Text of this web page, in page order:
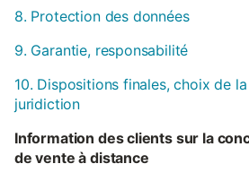
8. Protection des données
9. Garantie, responsabilité
10. Dispositions finales, choix de
juridiction
Information des clients sur la
de vente à distance